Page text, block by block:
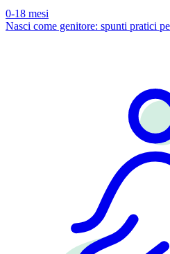
0-18 mesi
Nasci come genitore: spunti pratici